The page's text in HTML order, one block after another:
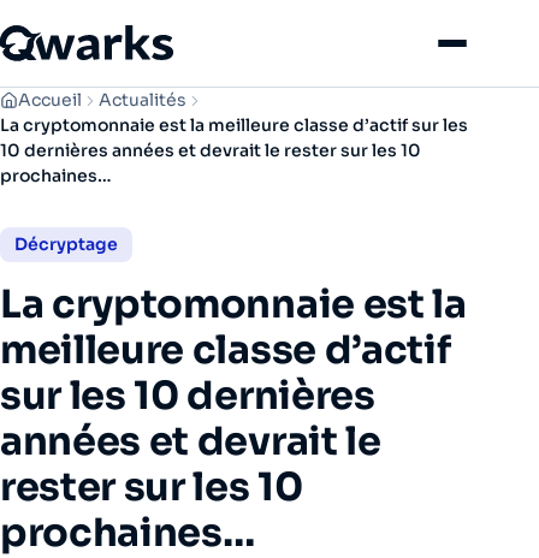
Menu
Accueil
Actualités
La cryptomonnaie est la meilleure classe d’actif sur les
10 dernières années et devrait le rester sur les 10
prochaines…
Décryptage
La cryptomonnaie est la
meilleure classe d’actif
sur les 10 dernières
années et devrait le
rester sur les 10
prochaines…